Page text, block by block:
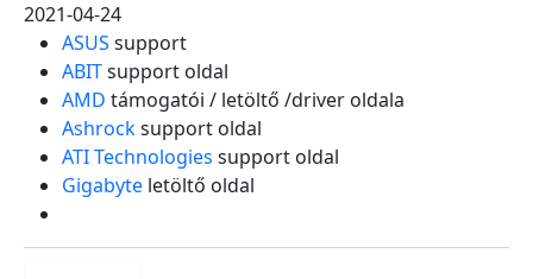
2021-04-24
ASUS support
ABITsupport oldal
AMD támogatói / letöltő /driver oldala
Ashrocksupport oldal
ATI Technologies support oldal
Gigabyte letöltő oldal